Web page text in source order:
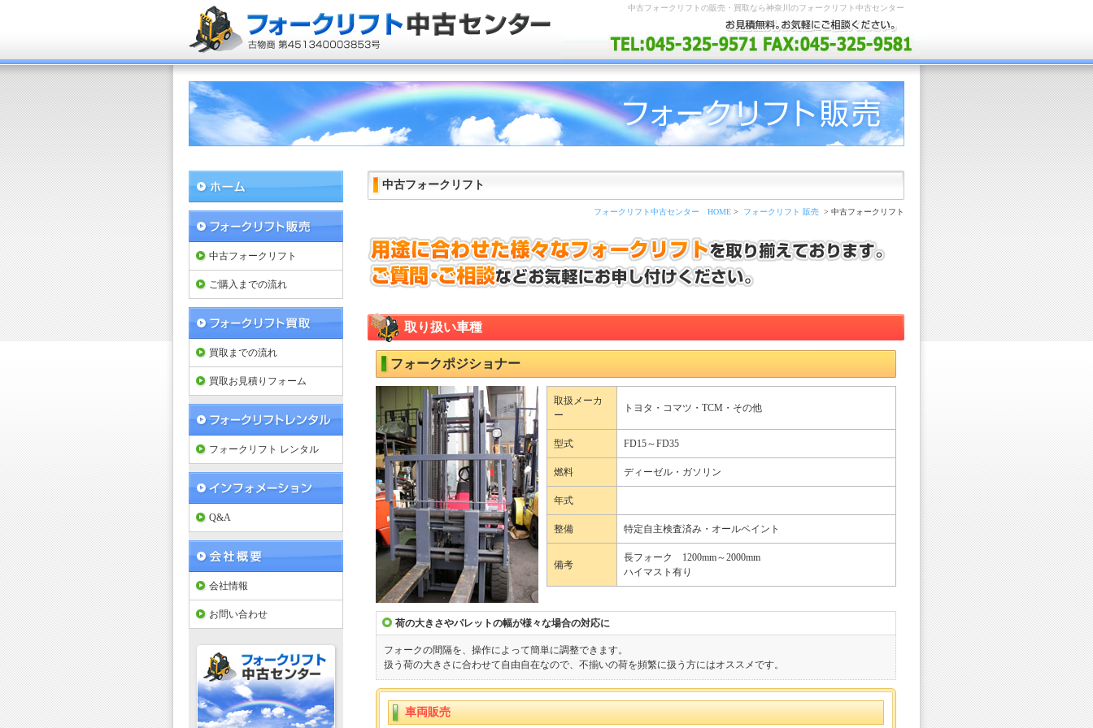
中古フォークリフトの販売・買取なら神奈川のフォークリフト中古センター
中古フォークリフト
ご購入までの流れ
買取までの流れ
買取お見積りフォーム
フォークリフト レンタル
Q&A
会社情報
お問い合わせ
中古フォークリフト
フォークリフト中古センター HOME > フォークリフト 販売 > 中古フォークリフト
取り扱い車種
フォークポジショナー
取扱メーカ
ー
トヨタ・コマツ・TCM・その他
型式 FD15～FD35
燃料 ディーゼル・ガソリン
年式
整備 特定自主検査済み・オールペイント
備考
長フォーク 1200mm～2000mm
ハイマスト有り
荷の大きさやパレットの幅が様々な場合の対応に
フォークの間隔を、操作によって簡単に調整できます。
扱う荷の大きさに合わせて自由自在なので、不揃いの荷を頻繁に扱う方にはオススメです。
車両販売